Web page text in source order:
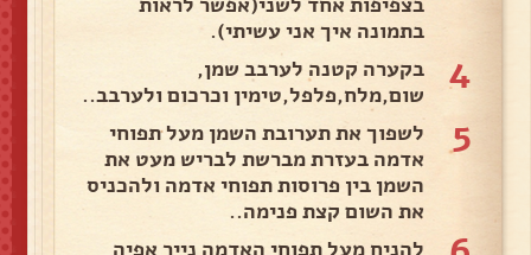
בתמונה איך אני עשיתי).
4
בקערה קטנה לערבב שמן,
שום,מלח,פלפל,טימין וכרכום ולערבב..
5
לשפוך את תערובת השמן מעל תפוחי
אדמה בעזרת מברשת לבריש מעט את
השמן בין פרוסות תפוחי אדמה ולהכניס
את השום קצת פנימה..
להניח מעל תפוחי האדמה נייר אפיה